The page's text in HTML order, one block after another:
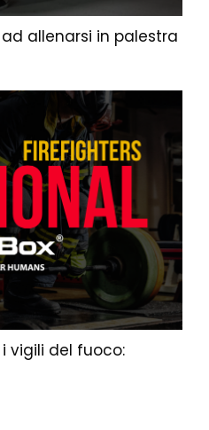
allenarsi in palestra
vigili del fuoco: